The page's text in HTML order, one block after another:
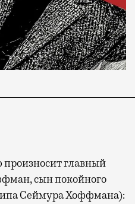
главный
сын покойного
Сеймура Хоффмана):